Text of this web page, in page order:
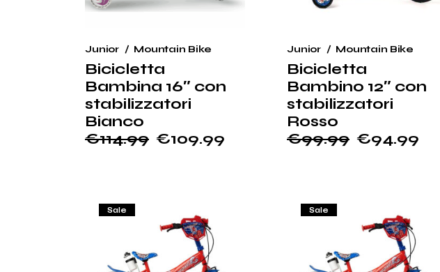
Bicicletta
Bambina 16″ con
stabilizzatori
Bianco
€114.99
Il
€114.99.
€109.99
Il
€109.99.
Junior Mountain Bike
Bicicletta
Bambino 12″ con
stabilizzatori
Rosso
€99.99
Il
€99.99.
€94.99
Il
€94.99.
Junior Mountain Bike
Sale Sale